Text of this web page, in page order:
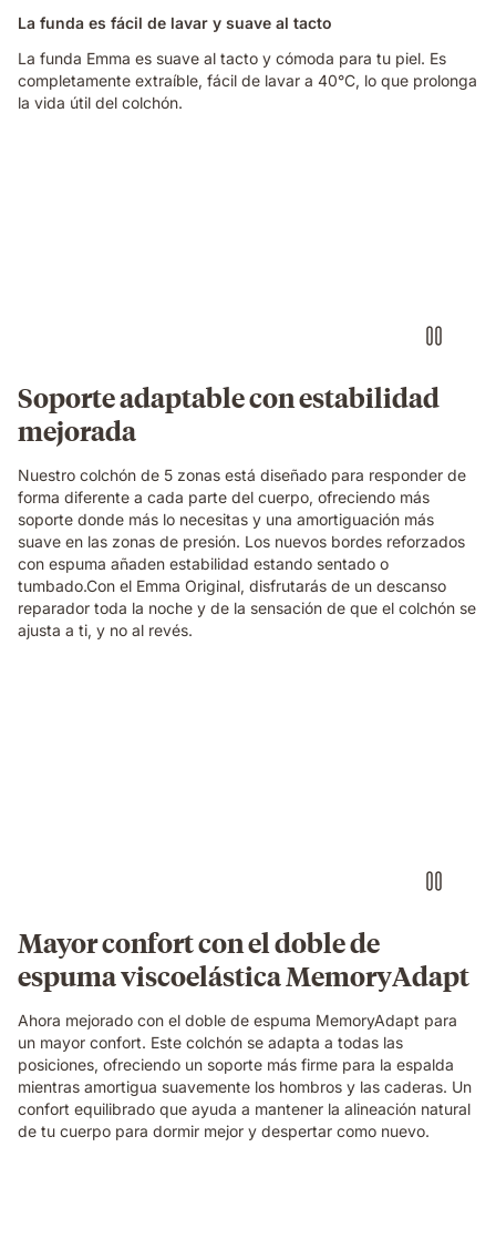
La funda es fácil de lavar y suave al tacto
La funda Emma es suave al tacto y cómoda para tu piel. Es
completamente extraíble, fácil de lavar a 40°C, lo que prolonga
la vida útil del colchón.
Soporte adaptable con estabilidad
mejorada
Nuestro colchón de 5 zonas está diseñado para responder de
forma diferente a cada parte del cuerpo, ofreciendo más
soporte donde más lo necesitas y una amortiguación más
suave en las zonas de presión. Los nuevos bordes reforzados
con espuma añaden estabilidad estando sentado o
tumbado.Con el Emma Original, disfrutarás de un descanso
reparador toda la noche y de la sensación de que el colchón se
ajusta a ti, y no al revés.
Original
mattress
in
a
cosy
bedroom.
Mayor confort con el doble de
espuma viscoelástica MemoryAdapt
Ahora mejorado con el doble de espuma MemoryAdapt para
un mayor confort. Este colchón se adapta a todas las
posiciones, ofreciendo un soporte más firme para la espalda
mientras amortigua suavemente los hombros y las caderas. Un
confort equilibrado que ayuda a mantener la alineación natural
de tu cuerpo para dormir mejor y despertar como nuevo.